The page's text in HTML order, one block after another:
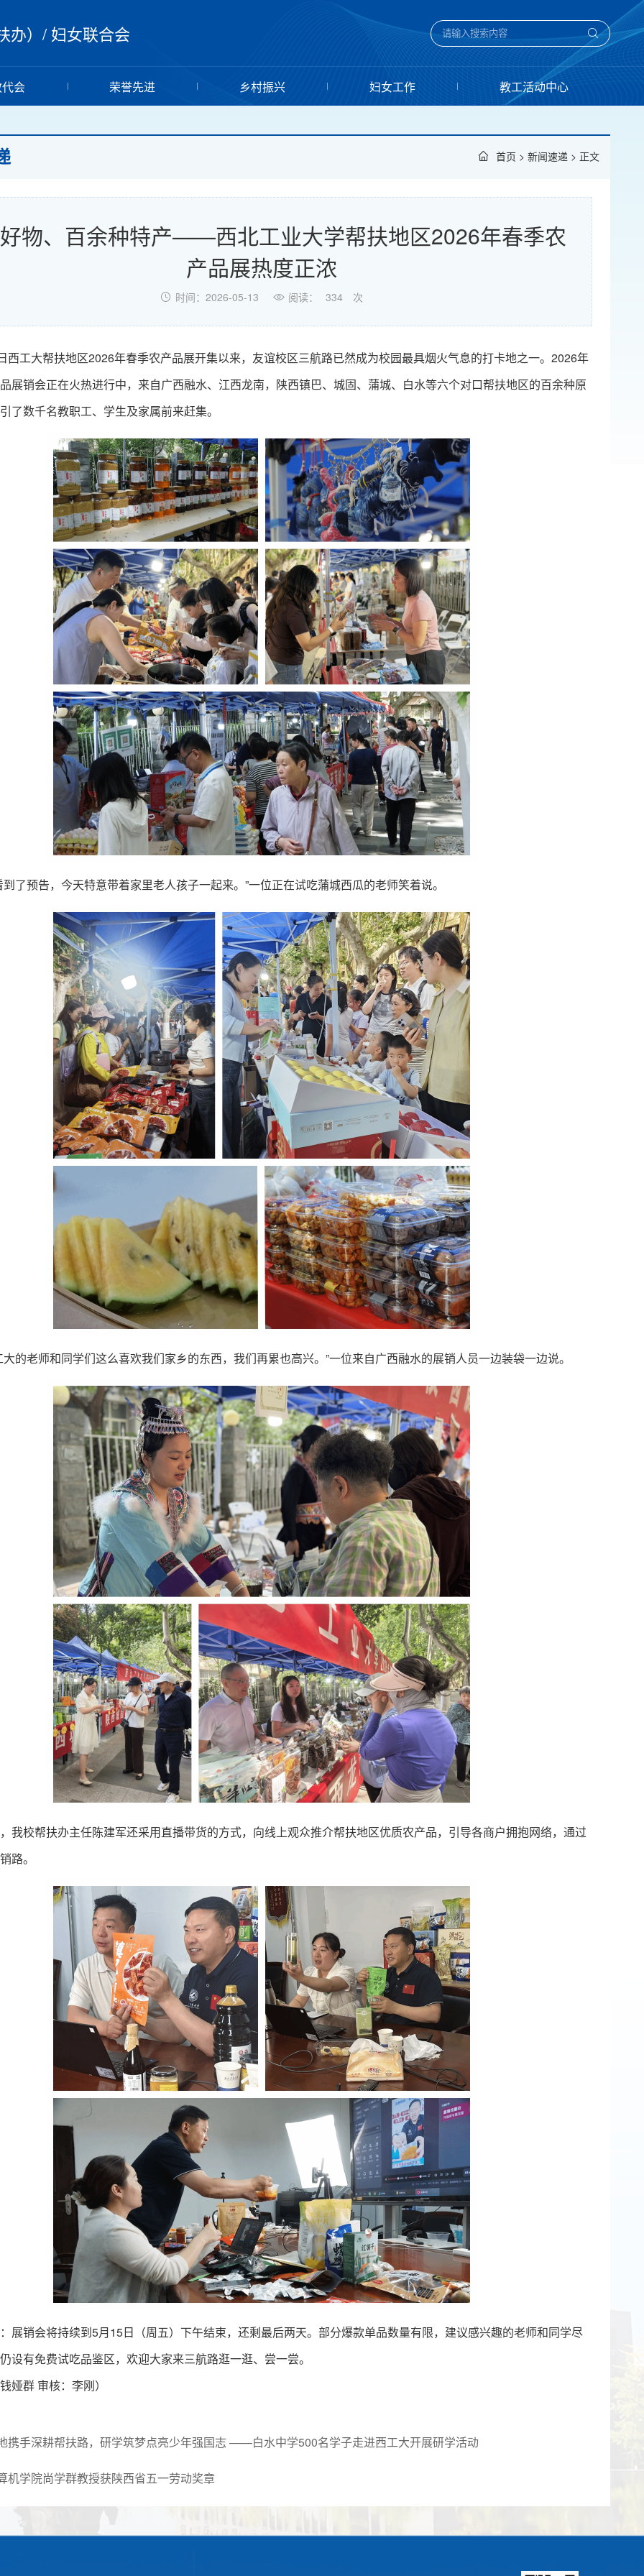
） / 妇女联合会
会 荣誉先进 乡村振兴 妇女工作 教工活动中心
首页 > 新闻速递 > 正文
物、百余种特产——西北工业大学帮扶地区2026年春季农
产品展热度正浓
时间：2026-05-13 阅读： 334 次
西工大帮扶地区2026年春季农产品展开集以来，友谊校区三航路已然成为校园最具烟火气息的打卡地之一。2026年
展销会正在火热进行中，来自广西融水、江西龙南，陕西镇巴、城固、蒲城、白水等六个对口帮扶地区的百余种原
了数千名教职工、学生及家属前来赶集。
到了预告，今天特意带着家里老人孩子一起来。”一位正在试吃蒲城西瓜的老师笑着说。
大的老师和同学们这么喜欢我们家乡的东西，我们再累也高兴。”一位来自广西融水的展销人员一边装袋一边说。
我校帮扶办主任陈建军还采用直播带货的方式，向线上观众推介帮扶地区优质农产品，引导各商户拥抱网络，通过
路。
展销会将持续到5月15日（周五）下午结束，还剩最后两天。部分爆款单品数量有限，建议感兴趣的老师和同学尽
设有免费试吃品鉴区，欢迎大家来三航路逛一逛、尝一尝。
娅群 审核：李刚）
携手深耕帮扶路，研学筑梦点亮少年强国志 ——白水中学500名学子走进西工大开展研学活动
机学院尚学群教授获陕西省五一劳动奖章